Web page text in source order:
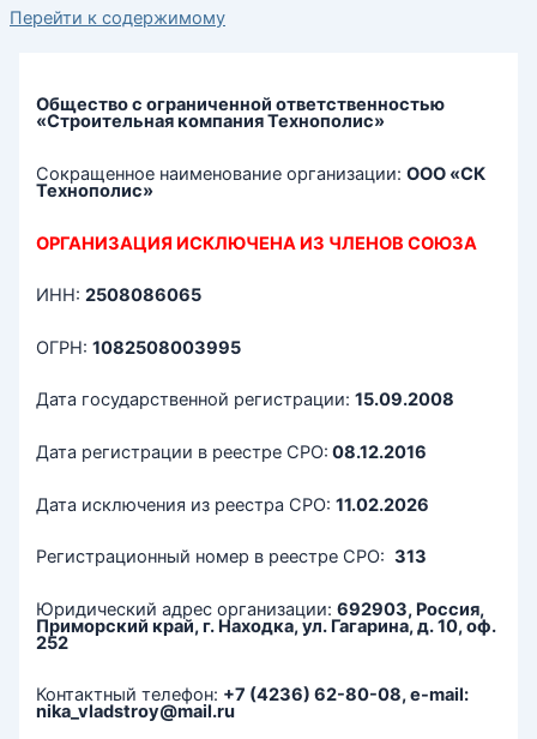
Перейти к содержимому
Общество с ограниченной ответственностью
«Строительная компания Технополис»
Сокращенное наименование организации:ООО «СК
Технополис»
ОРГАНИЗАЦИЯ ИСКЛЮЧЕНА ИЗ ЧЛЕНОВ СОЮЗА
ИНН:2508086065
ОГРН:1082508003995
Дата государственной регистрации:15.09.2008
Дата регистрации в реестре СРО: 08.12.2016
Дата исключения из реестра СРО:11.02.2026
Регистрационный номер в реестре СРО:313
Юридический адрес организации:692903, Россия,
Приморский край, г. Находка, ул. Гагарина, д. 10, оф.
252
Контактный телефон: +7 (4236) 62-80-08, e-mail:
nika_vladstroy@mail.ru